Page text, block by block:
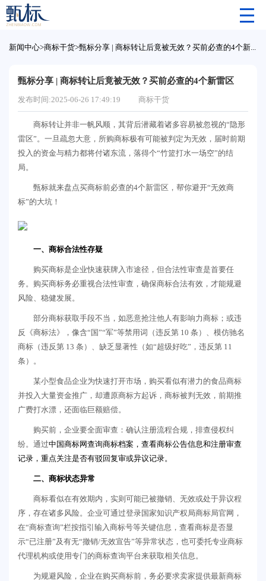
新闻中心>商标干货> 甄标分享 | 商标转让后竟被无效？买前必查的4个新雷区
甄标分享 | 商标转让后竟被无效？买前必查的4个新雷区
发布时间:2025-06-26 17:49:19 商标干货
商标转让并非一帆风顺，其背后潜藏着诸多容易被忽视的“隐形
雷区”。一旦疏忽大意，所购商标极有可能被判定为无效，届时前期
投入的资金与精力都将付诸东流，落得个“竹篮打水一场空”的结
局。
甄标就来盘点买商标前必查的4个新雷区，帮你避开“无效商
标”的大坑！
一、商标合法性存疑
购买商标是企业快速获牌入市途径，但合法性审查是首要任
务。购买商标务必重视合法性审查，确保商标合法有效，才能规避
风险、稳健发展。
部分商标获取手段不当，如恶意抢注他人有影响力商标；或违
反《商标法》，像含“国”“军”等禁用词（违反第 10 条）、模仿驰名
商标（违反第 13 条）、缺乏显著性（如“超级好吃”，违反第 11
条）。
某小型食品企业为快速打开市场，购买看似有潜力的食品商标
并投入大量资金推广，却遭原商标方起诉，商标被判无效，前期推
广费打水漂，还面临巨额赔偿。
购买前，企业要全面审查：确认注册流程合规，排查侵权纠
纷。通过中国商标网查询商标档案，查看商标公告信息和注册审查
记录，重点关注是否有驳回复审或异议记录。
二、商标状态异常
商标看似在有效期内，实则可能已被撤销、无效或处于异议程
序，存在诸多风险。企业可通过登录国家知识产权局商标局官网，
在“商标查询”栏按指引输入商标号等关键信息，查看商标是否显
示“已注册”及有无“撤销/无效宣告”等异常状态，也可委托专业商标
代理机构或使用专门的商标查询平台来获取相关信息。
为规避风险，企业在购买商标前，务必要求卖家提供最新商标